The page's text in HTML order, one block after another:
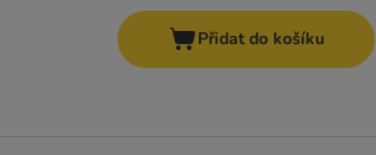
Přidat do košíku